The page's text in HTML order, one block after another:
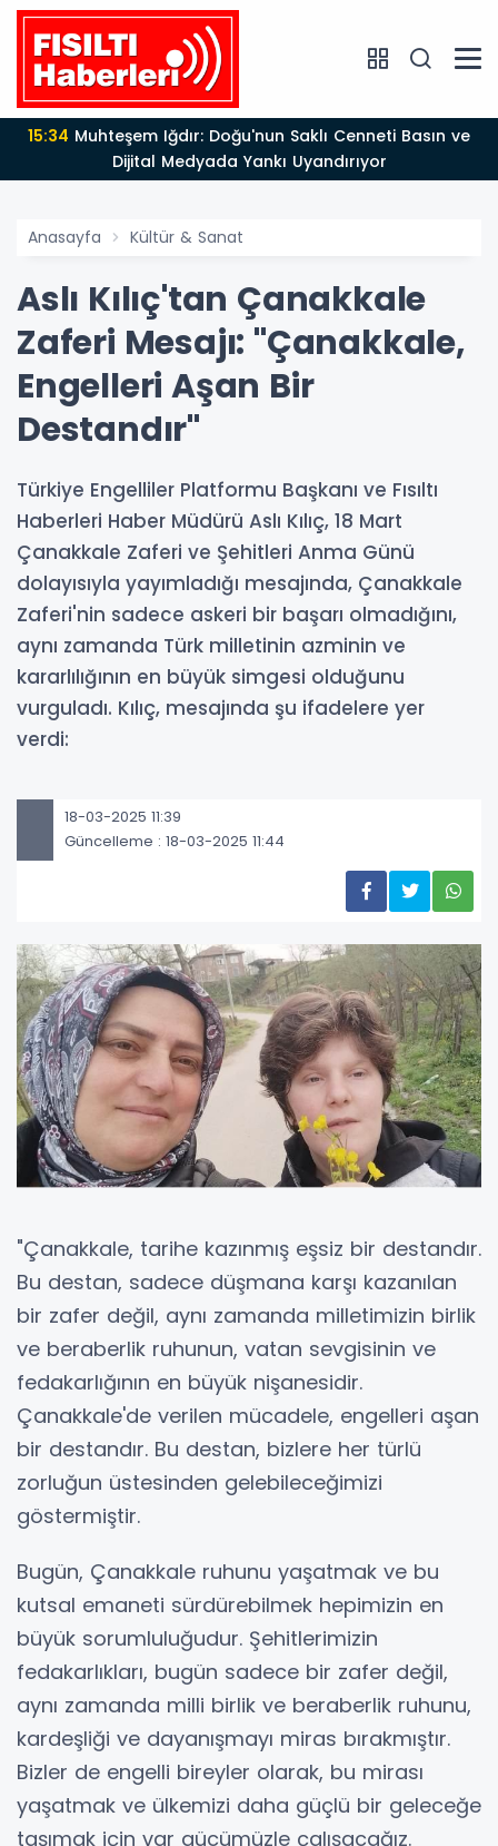
15:34
Dijital Medyada Yankı Uyandırıyor
Anasayfa Kültür & Sanat
Aslı Kılıç'tan Çanakkale
Zaferi Mesajı: "Çanakkale,
Engelleri Aşan Bir
Destandır"
Türkiye Engelliler Platformu Başkanı ve Fısıltı
Haberleri Haber Müdürü Aslı Kılıç, 18 Mart
Çanakkale Zaferi ve Şehitleri Anma Günü
dolayısıyla yayımladığı mesajında, Çanakkale
Zaferi'nin sadece askeri bir başarı olmadığını,
aynı zamanda Türk milletinin azminin ve
kararlılığının en büyük simgesi olduğunu
vurguladı. Kılıç, mesajında şu ifadelere yer
verdi:
18-03-2025 11:39
Güncelleme : 18-03-2025 11:44
"Çanakkale, tarihe kazınmış eşsiz bir destandır.
Bu destan, sadece düşmana karşı kazanılan
bir zafer değil, aynı zamanda milletimizin birlik
ve beraberlik ruhunun, vatan sevgisinin ve
fedakarlığının en büyük nişanesidir.
Çanakkale'de verilen mücadele, engelleri aşan
bir destandır. Bu destan, bizlere her türlü
zorluğun üstesinden gelebileceğimizi
göstermiştir.
Bugün, Çanakkale ruhunu yaşatmak ve bu
kutsal emaneti sürdürebilmek hepimizin en
büyük sorumluluğudur. Şehitlerimizin
fedakarlıkları, bugün sadece bir zafer değil,
aynı zamanda milli birlik ve beraberlik ruhunu,
kardeşliği ve dayanışmayı miras bırakmıştır.
Bizler de engelli bireyler olarak, bu mirası
yaşatmak ve ülkemizi daha güçlü bir geleceğe
taşımak için var gücümüzle çalışacağız.